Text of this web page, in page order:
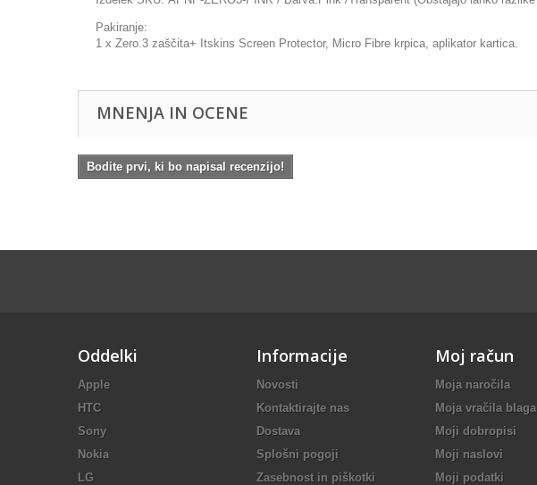
Pakiranje:
1 x Zero.3 zaščita+ Itskins Screen Protector, Micro Fibre krpica, aplikator kartica.
MNENJA IN OCENE
Bodite prvi, ki bo napisal recenzijo!
Oddelki
Apple
HTC
Sony
Nokia
LG
Informacije
Novosti
Kontaktirajte nas
Dostava
Splošni pogoji
Zasebnost in piškotki
Moj račun
Moja naročila
Moja vračila blaga
Moji dobropisi
Moji naslovi
Moji podatki